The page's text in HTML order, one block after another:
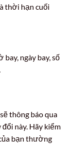
thời hạn cuối
ngày bay, số
thông báo qua
này. Hãy kiểm
bạn thường